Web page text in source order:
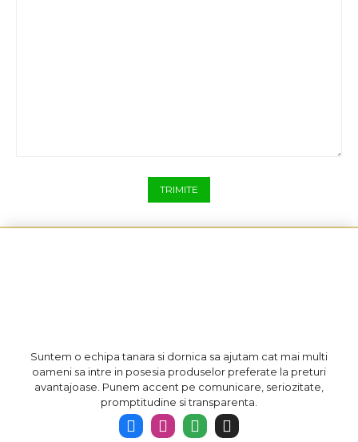
TRIMITE
Suntem o echipa tanara si dornica sa ajutam cat mai multi
oameni sa intre in posesia produselor preferate la preturi
avantajoase. Punem accent pe comunicare, seriozitate,
promptitudine si transparenta.